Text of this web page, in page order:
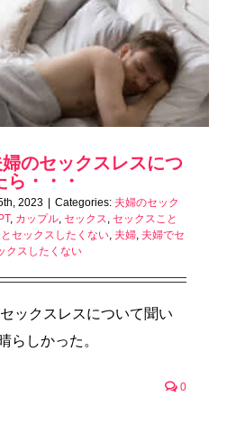
のセックスレスにつ
・・・
2023 Categories: 夫婦のセック
, カップル, セックス, セックスこと
セックスしたくない, 夫婦, 夫婦でセ
クスしたくない
ックスレスについて聞い
らしかった。
0